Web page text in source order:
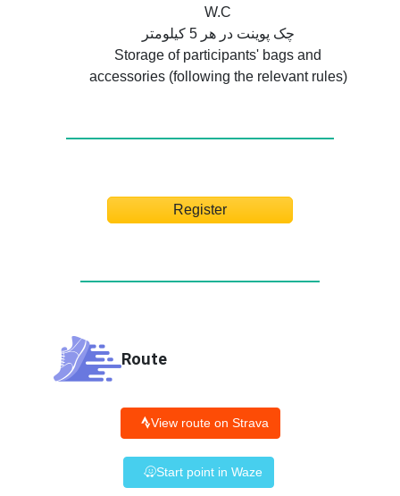
W.C
چک پوینت در هر 5 کیلومتر
Storage of participants' bags and
accessories (following the relevant rules)
Register
Route
View route on Strava
Start point in Waze